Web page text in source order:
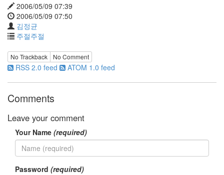
2006/05/09 07:39
2006/05/09 07:50
김정균
주절주절
No Trackback No Comment
RSS 2.0 feed ATOM 1.0 feed
Comments
Leave your comment
Your Name (required)
Password (required)